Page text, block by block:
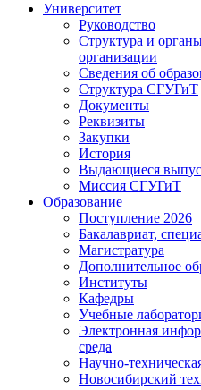
Университет
Руководство
Структура и
организации
Сведения об
Структура СГУГиТ
Документы
Реквизиты
Закупки
История
Выдающиеся
Миссия СГУГиТ
Образование
Поступление 2026
Бакалавриат,
Магистратура
Дополнительное
Институты
Кафедры
Учебные
Электронная
среда
Научно-
Новосибирский